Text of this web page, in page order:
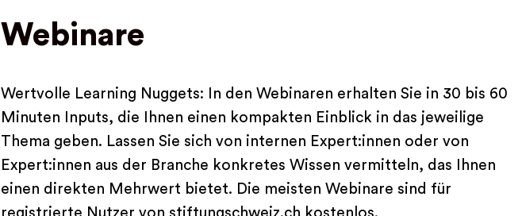
Webinare
Wertvolle Learning Nuggets: In den Webinaren erhalten Sie in 30 bis 60
Minuten Inputs, die Ihnen einen kompakten Einblick in das jeweilige
Thema geben. Lassen Sie sich von internen Expert:innen oder von
Expert:innen aus der Branche konkretes Wissen vermitteln, das Ihnen
einen direkten Mehrwert bietet. Die meisten Webinare sind für
registrierte Nutzer von stiftungschweiz.ch kostenlos.